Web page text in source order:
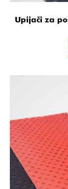
Upijači za